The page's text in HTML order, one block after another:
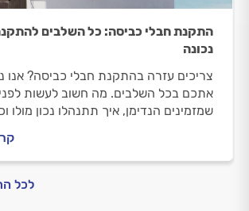
התקנת חבלי כביסה: כל השלבים
נכונה
צריכים עזרה בהתקנת חבלי כביסה? אנו
אתכם בכל השלבים. מה חשוב לעשות לפני
שמזמינים הנדימן, איך תתנהלו נכון מולו
לכל